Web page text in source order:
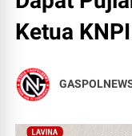
Ketua